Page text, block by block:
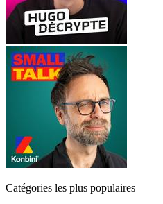
Catégories les plus populaires